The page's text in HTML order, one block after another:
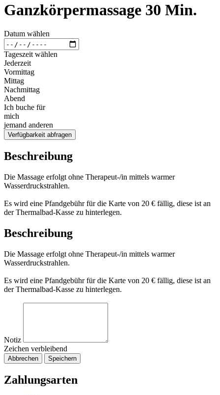
Ganzkörpermassage 30 Min.
Datum wählen
Tageszeit wählen
Jederzeit
Vormittag
Mittag
Nachmittag
Abend
Ich buche für
mich
jemand anderen
Verfügbarkeit abfragen
Beschreibung
Die Massage erfolgt ohne Therapeut-/in mittels warmer
Wasserdruckstrahlen.
Es wird eine Pfandgebühr für die Karte von 20 € fällig, diese ist an
der Thermalbad-Kasse zu hinterlegen.
Beschreibung
Die Massage erfolgt ohne Therapeut-/in mittels warmer
Wasserdruckstrahlen.
Es wird eine Pfandgebühr für die Karte von 20 € fällig, diese ist an
der Thermalbad-Kasse zu hinterlegen.
Notiz
Zeichen verbleibend
Abbrechen Speichern
Zahlungsarten